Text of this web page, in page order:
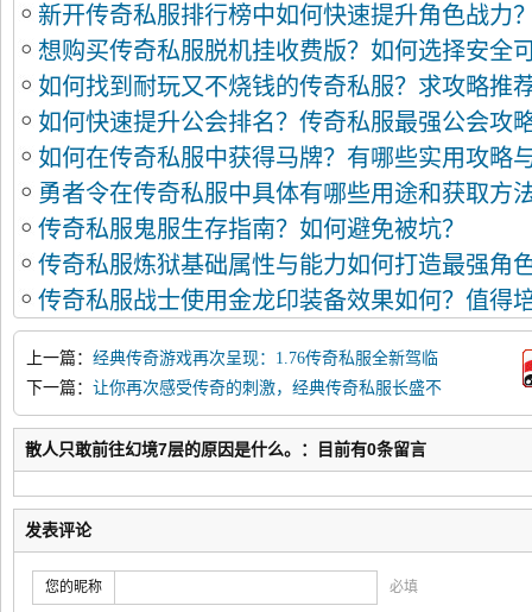
新开传奇私服排行榜中如何快速提升角色战力
想购买传奇私服脱机挂收费版？如何选择安全
如何找到耐玩又不烧钱的传奇私服？求攻略推
如何快速提升公会排名？传奇私服最强公会攻
如何在传奇私服中获得马牌？有哪些实用攻略
勇者令在传奇私服中具体有哪些用途和获取方
传奇私服鬼服生存指南？如何避免被坑？
传奇私服炼狱基础属性与能力如何打造最强角
传奇私服战士使用金龙印装备效果如何？值得
上一篇： 经典传奇游戏再次呈现：1.76传奇私服全新驾临
下一篇： 让你再次感受传奇的刺激，经典传奇私服长盛不
衰。
散人只敢前往幻境7层的原因是什么。：目前有0条留言
发表评论
您的昵称 必填